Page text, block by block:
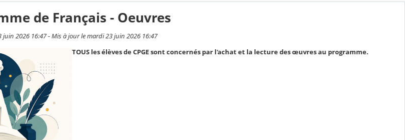
de Français - Oeuvres
2026 16:47 - Mis à jour le mardi 23 juin 2026 16:47
TOUS les élèves de CPGE sont concernés par l'achat et la lecture des œuvres au programme.